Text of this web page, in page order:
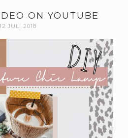
ON YOUTUBE
12 JULI 2018